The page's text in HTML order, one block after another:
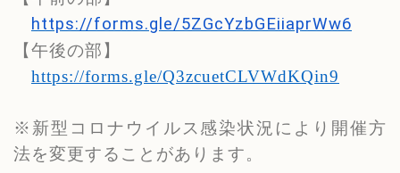
https://forms.gle/5ZGcYzbGEiiaprWw6
【午後の部】
https://forms.gle/Q3zcuetCLVWdKQin9
※新型コロナウイルス感染状況により開催方
法を変更することがあります。